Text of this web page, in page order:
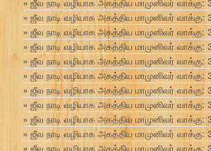
ஜீவ நாடி வழியாக அகத்திய மாமுனிவர் வாக்கு:
ஜீவ நாடி வழியாக அகத்திய மாமுனிவர் வாக்கு:
ஜீவ நாடி வழியாக அகத்திய மாமுனிவர் வாக்கு:
ஜீவ நாடி வழியாக அகத்திய மாமுனிவர் வாக்கு:
ஜீவ நாடி வழியாக அகத்திய மாமுனிவர் வாக்கு:
ஜீவ நாடி வழியாக அகத்திய மாமுனிவர் வாக்கு:
ஜீவ நாடி வழியாக அகத்திய மாமுனிவர் வாக்கு:
ஜீவ நாடி வழியாக அகத்திய மாமுனிவர் வாக்கு:
ஜீவ நாடி வழியாக அகத்திய மாமுனிவர் வாக்கு:
ஜீவ நாடி வழியாக அகத்திய மாமுனிவர் வாக்கு: